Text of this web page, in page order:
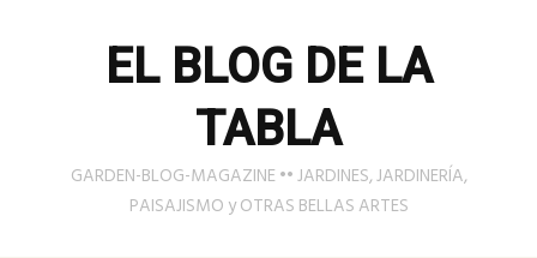
EL BLOG DE LA
TABLA
GARDEN-BLOG-MAGAZINE •• JARDINES, JARDINERÍA,
PAISAJISMO y OTRAS BELLAS ARTES